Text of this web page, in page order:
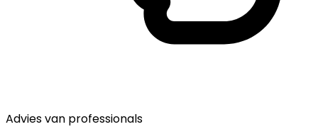
Advies van professionals